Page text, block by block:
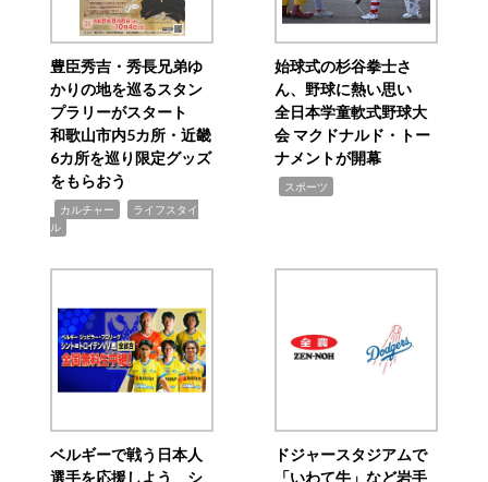
豊臣秀吉・秀長兄弟ゆ
かりの地を巡るスタン
プラリーがスタート
和歌山市内5カ所・近畿
6カ所を巡り限定グッズ
をもらおう
カルチャー
ライフスタイ
ル
始球式の杉谷拳士さ
ん、野球に熱い思い
全日本学童軟式野球大
会 マクドナルド・トー
ナメントが開幕
スポーツ
ベルギーで戦う日本人
選手を応援しよう シ
ドジャースタジアムで
「いわて牛」など岩手